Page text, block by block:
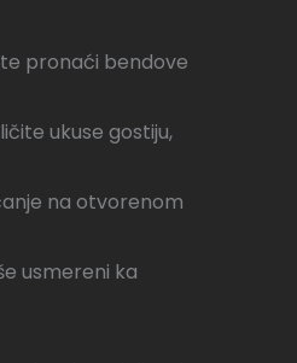
pronaći bendove
ukuse gostiju,
na otvorenom
usmereni ka